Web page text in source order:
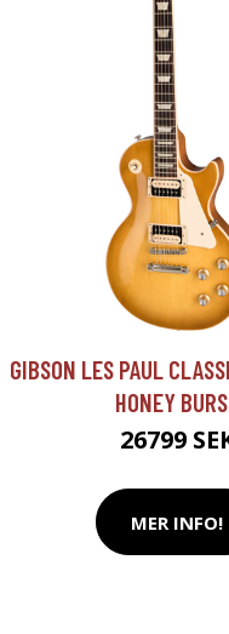
GIBSON LES PAUL
HONEY
26799
MER INFO!